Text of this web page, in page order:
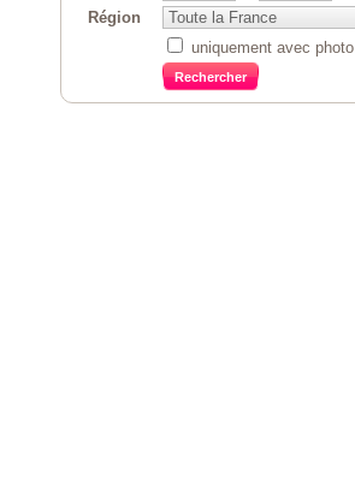
Région
uniquement avec photo